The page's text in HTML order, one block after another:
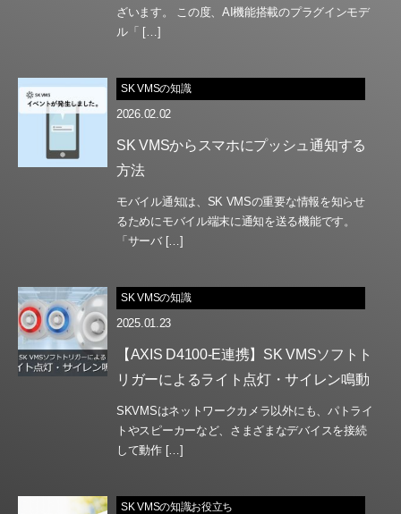
ざいます。 この度、AI機能搭載のプラグインモデ
ル「 […]
SK VMSの知識
2026.02.02
SK VMSからスマホにプッシュ通知する
方法
モバイル通知は、SK VMSの重要な情報を知らせ
るためにモバイル端末に通知を送る機能です。
「サーバ […]
SK VMSの知識
2025.01.23
【AXIS D4100-E連携】SK VMSソフトト
リガーによるライト点灯・サイレン鳴動
SKVMSはネットワークカメラ以外にも、パトライ
トやスピーカーなど、さまざまなデバイスを接続
して動作 […]
SK VMSの知識お役立ち